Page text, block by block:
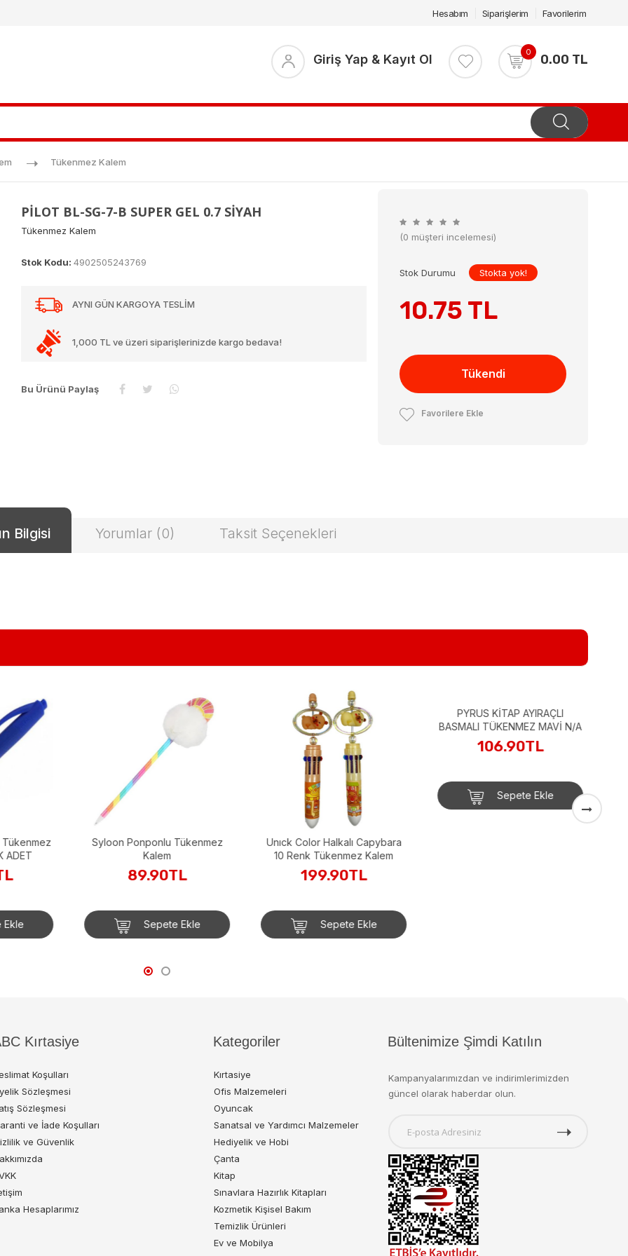
Hesabım Siparişlerim Favorilerim
Giriş Yap & Kayıt Ol 0 0.00 TL
Tükenmez Kalem
PİLOT BL-SG-7-B SUPER GEL 0.7 SİYAH
Tükenmez Kalem
Stok Kodu: 4902505243769
AYNI GÜN KARGOYA TESLİM
1,000 TL ve üzeri siparişlerinizde kargo bedava!
Bu Ürünü Paylaş
(0 müşteri incelemesi)
Stok Durumu Stokta yok!
10.75 TL
Tükendi
Favorilere Ekle
Bilgisi Yorumlar (0) Taksit Seçenekleri
Tükenmez
ADET
Syloon Ponponlu Tükenmez
Kalem
89.90TL
Sepete Ekle
Unıck Color Halkalı Capybara
10 Renk Tükenmez Kalem
199.90TL
Sepete Ekle
Kırtasiye
Koşulları
Sözleşmesi
Sözleşmesi
ve İade Koşulları
ve Güvenlik
Hesaplarımız
Kategoriler
Kırtasiye
Ofis Malzemeleri
Oyuncak
Sanatsal ve Yardımcı Malzemeler
Hediyelik ve Hobi
Çanta
Kitap
Sınavlara Hazırlık Kitapları
Kozmetik Kişisel Bakım
Temizlik Ürünleri
Ev ve Mobilya
Bültenimize Şimdi Katılın
Kampanyalarımızdan ve indirimlerimizden
güncel olarak haberdar olun.